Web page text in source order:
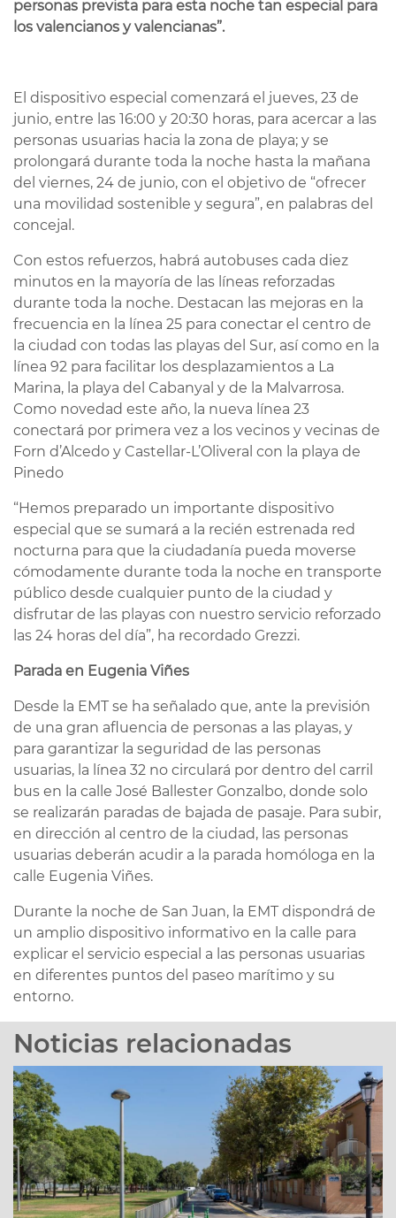
personas prevista para esta noche tan especial para
los valencianos y valencianas”.
El dispositivo especial comenzará el jueves, 23 de
junio, entre las 16:00 y 20:30 horas, para acercar a las
personas usuarias hacia la zona de playa; y se
prolongará durante toda la noche hasta la mañana
del viernes, 24 de junio, con el objetivo de “ofrecer
una movilidad sostenible y segura”, en palabras del
concejal.
Con estos refuerzos, habrá autobuses cada diez
minutos en la mayoría de las líneas reforzadas
durante toda la noche. Destacan las mejoras en la
frecuencia en la línea 25 para conectar el centro de
la ciudad con todas las playas del Sur, así como en la
línea 92 para facilitar los desplazamientos a La
Marina, la playa del Cabanyal y de la Malvarrosa.
Como novedad este año, la nueva línea 23
conectará por primera vez a los vecinos y vecinas de
Forn d’Alcedo y Castellar-L’Oliveral con la playa de
Pinedo
“Hemos preparado un importante dispositivo
especial que se sumará a la recién estrenada red
nocturna para que la ciudadanía pueda moverse
cómodamente durante toda la noche en transporte
público desde cualquier punto de la ciudad y
disfrutar de las playas con nuestro servicio reforzado
las 24 horas del día”, ha recordado Grezzi.
Parada en Eugenia Viñes
Desde la EMT se ha señalado que, ante la previsión
de una gran afluencia de personas a las playas, y
para garantizar la seguridad de las personas
usuarias, la línea 32 no circulará por dentro del carril
bus en la calle José Ballester Gonzalbo, donde solo
se realizarán paradas de bajada de pasaje. Para subir,
en dirección al centro de la ciudad, las personas
usuarias deberán acudir a la parada homóloga en la
calle Eugenia Viñes.
Durante la noche de San Juan, la EMT dispondrá de
un amplio dispositivo informativo en la calle para
explicar el servicio especial a las personas usuarias
en diferentes puntos del paseo marítimo y su
entorno.
Noticias relacionadas